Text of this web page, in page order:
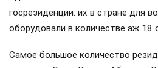
госрезиденции: их в стране для
оборудовали в количестве аж 18
Самое большое количество